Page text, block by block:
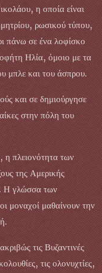
η οποία είναι
ρωσικού τύπου,
πάνω σε ένα λοφίσκο
Ηλία, όμοιο με τα
μπλε και του άσπρου.
και σε δημιούργησε
στην πόλη του
η πλειονότητα των
της Αμερικής
Η γλώσσα των
μοναχοί μαθαίνουν την
τις Βυζαντινές
τις ολονυχτίες,